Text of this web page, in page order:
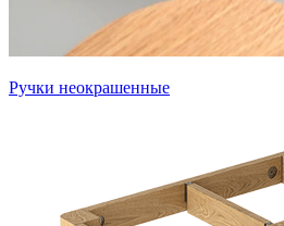
Ручки неокрашенные